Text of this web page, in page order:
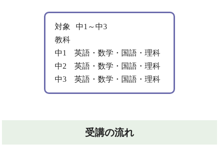
対象
中1～中3
教科
中1 英語・数学・国語・理科
中2 英語・数学・国語・理科
中3 英語・数学・国語・理科
受講の流れ